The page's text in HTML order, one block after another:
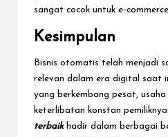
sangat cocok untuk e-
Kesimpulan
Bisnis otomatis telah menjadi
relevan dalam era digital saat
yang berkembang pesat,
keterlibatan konstan pemiliknya.
terbaikhadir dalam berbagai